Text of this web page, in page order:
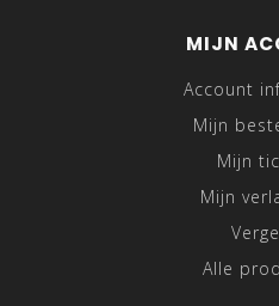
MIJN
Account
Mijn
Mijn
Mijn
Alle